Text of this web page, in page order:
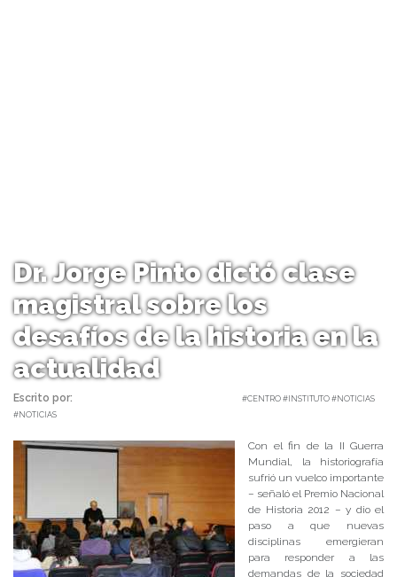
Dr. Jorge Pinto dictó clase
magistral sobre los
desafíos de la historia en la
actualidad
Escrito por:
#CENTRO #INSTITUTO #NOTICIAS
#NOTICIAS
Con el fin de la II Guerra
Mundial, la historiografía
sufrió un vuelco importante
– señaló el Premio Nacional
de Historia 2012 – y dio el
paso a que nuevas
disciplinas emergieran
para responder a las
demandas de la sociedad